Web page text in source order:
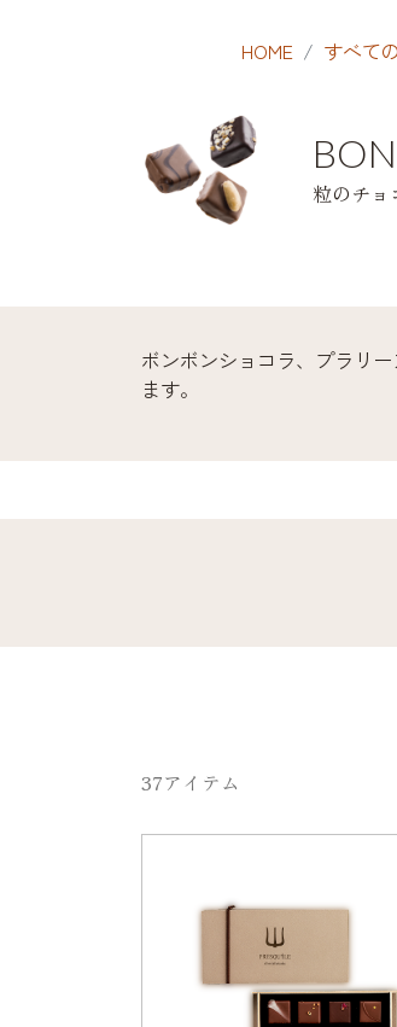
HOME すべて
粒のチョ
ボンボンショコラ、プラリ
ます。
37アイテム